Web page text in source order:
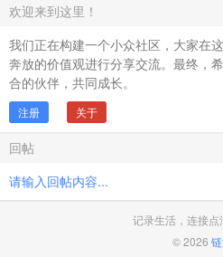
欢迎来到这里！
我们正在构建一个小众社区，大家在
奔放的价值观进行分享交流。最终，
合的伙伴，共同成长。
注册 关于
回帖
请输入回帖内容...
记录生活，连接点
© 2026